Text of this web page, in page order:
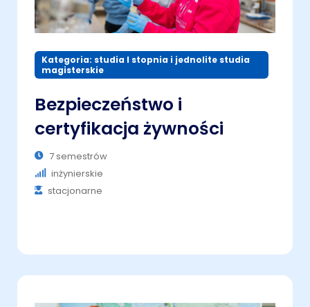
Kategoria: studia I stopnia i jednolite studia
magisterskie
Bezpieczeństwo i
certyfikacja żywności
7 semestrów
inżynierskie
stacjonarne